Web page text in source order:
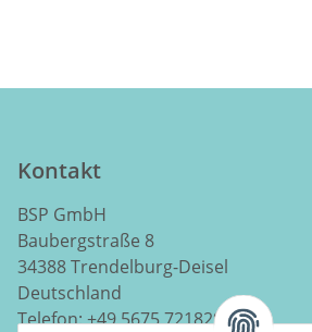
Kontakt
BSP GmbH
Baubergstraße 8
34388 Trendelburg-Deisel
Deutschland
Telefon:+49 5675 7218290